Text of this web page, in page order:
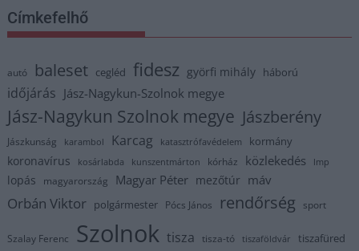
Címkefelhő
autó baleset cegléd fidesz györfi mihály háború
időjárás Jász-Nagykun-Szolnok megye
Jász-Nagykun Szolnok megye Jászberény
Jászkunság karambol Karcag katasztrófavédelem kormány
koronavírus kosárlabda kunszentmárton kórház közlekedés lmp
lopás magyarország Magyar Péter mezőtúr máv
Orbán Viktor polgármester Pócs János rendőrség sport
Szalay Ferenc Szolnok tisza tisza-tó tiszaföldvár tiszafüred